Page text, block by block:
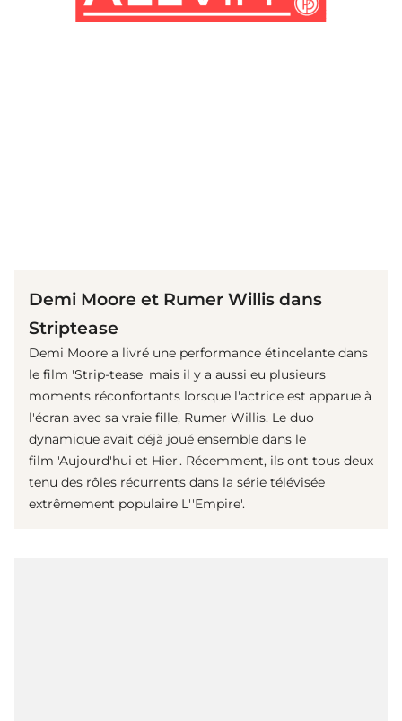
Demi Moore et Rumer Willis dans
Striptease
Demi Moore a livré une performance étincelante dans
le film 'Strip-tease' mais il y a aussi eu plusieurs
moments réconfortants lorsque l'actrice est apparue à
l'écran avec sa vraie fille, Rumer Willis. Le duo
dynamique avait déjà joué ensemble dans le
film 'Aujourd'hui et Hier'. Récemment, ils ont tous deux
tenu des rôles récurrents dans la série télévisée
extrêmement populaire L''Empire'.